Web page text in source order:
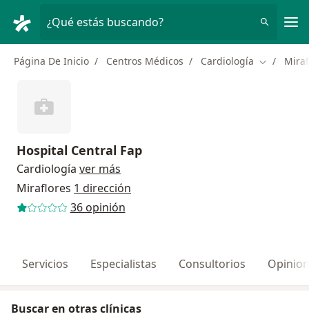
¿Qué estás buscando?
Página De Inicio Centros Médicos Cardiología Cambiar
Hospital Central Fap
Cardiología ver más
Miraflores 1 dirección
36 opinión
Servicios Especialistas Consultorios
Buscar en otras clínicas